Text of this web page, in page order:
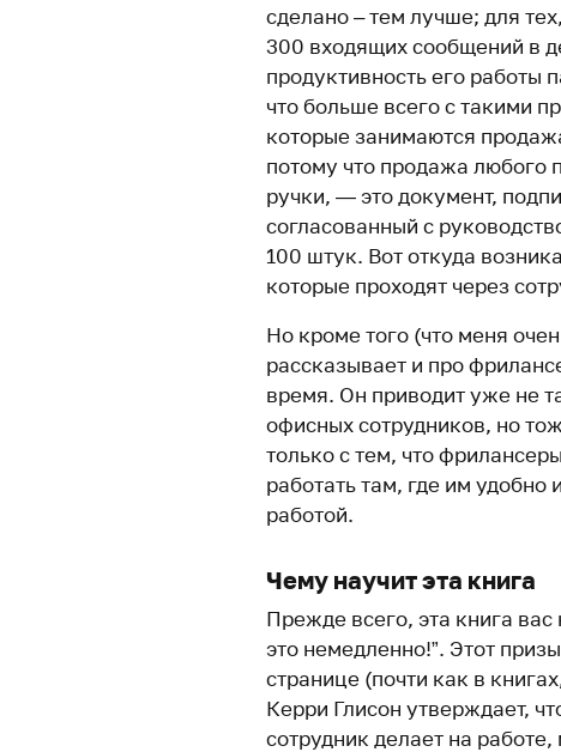
сделано – тем лучше; для
300 входящих сообщений в
продуктивность его работы
что больше всего с такими
которые занимаются
потому что продажа любого
ручки, — это документ,
согласованный с
100 штук. Вот откуда
которые проходят через
Но кроме того (что меня
рассказывает и про
время. Он приводит уже не
офисных сотрудников, но
только с тем, что
работать там, где им
работой.
Чему научит эта книга
Прежде всего, эта книга
это немедленно!”. Этот
странице (почти как в
Керри Глисон утверждает,
сотрудник делает на